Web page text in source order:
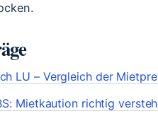
LU – Vergleich der
Mietkaution richtig